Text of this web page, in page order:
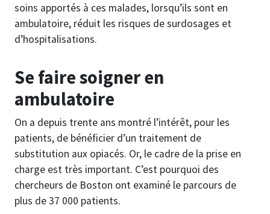
soins apportés à ces malades, lorsqu’ils sont en
ambulatoire, réduit les risques de surdosages et
d’hospitalisations.
Se faire soigner en
ambulatoire
On a depuis trente ans montré l’intérêt, pour les
patients, de bénéficier d’un traitement de
substitution aux opiacés. Or, le cadre de la prise en
charge est très important. C’est pourquoi des
chercheurs de Boston ont examiné le parcours de
plus de 37 000 patients.